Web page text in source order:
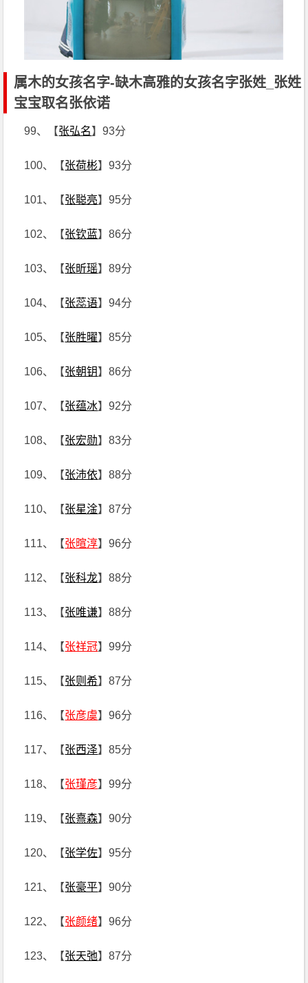
属木的女孩名字-缺木高雅的女孩名字张姓_张姓
宝宝取名张依诺
99、【张弘名】93分
100、【张荷彬】93分
101、【张聪亮】95分
102、【张钦蓝】86分
103、【张昕瑶】89分
104、【张蕊语】94分
105、【张胜曜】85分
106、【张朝钥】86分
107、【张蕴冰】92分
108、【张宏勋】83分
109、【张沛依】88分
110、【张星淦】87分
111、【张暄淳】96分
112、【张科龙】88分
113、【张唯谦】88分
114、【张祥冠】99分
115、【张则希】87分
116、【张彦虞】96分
117、【张西泽】85分
118、【张瑾彦】99分
119、【张熹森】90分
120、【张学佐】95分
121、【张豪平】90分
122、【张颜绪】96分
123、【张天弛】87分